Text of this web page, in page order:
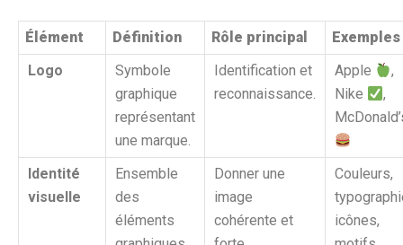
Élément Définition Rôle principal
Exemples
Logo
Symbole
graphique
représentant
une marque.
Identification et
reconnaissance.
Apple
,
Nike
,
Identité
visuelle
Ensemble
des
éléments
Donner une
image
cohérente et
Couleurs,
icônes,